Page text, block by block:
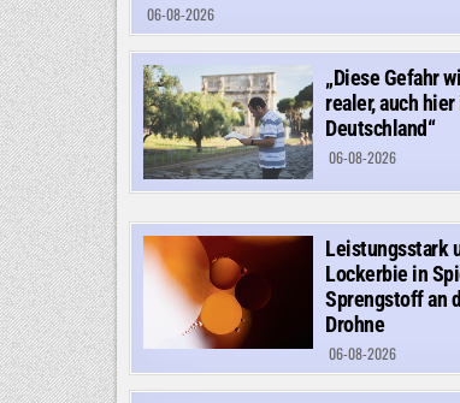
06-08-2026
„Diese Gefahr
realer, auch hier
Deutschland“
06-08-2026
Leistungsstark
Lockerbie in
Sprengstoff an
Drohne
06-08-2026